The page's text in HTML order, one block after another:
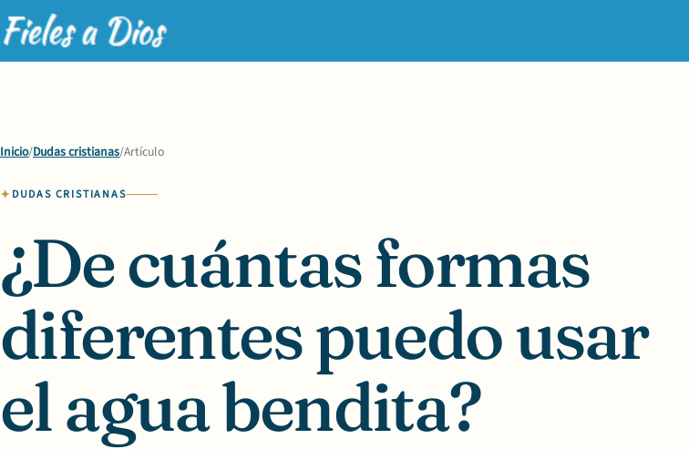
Inicio/Dudas cristianas/Artículo
DUDAS CRISTIANAS
¿De cuántas formas
diferentes puedo usar
el agua bendita?